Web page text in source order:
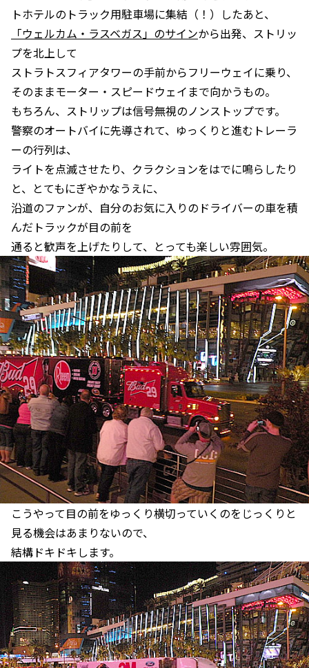
トホテルのトラック用駐車場に集結（！）したあと、
「ウェルカム・ラスベガス」のサインから出発、ストリッ
プを北上して
ストラトスフィアタワーの手前からフリーウェイに乗り、
そのままモーター・スピードウェイまで向かうもの。
もちろん、ストリップは信号無視のノンストップです。
警察のオートバイに先導されて、ゆっくりと進むトレーラ
ーの行列は、
ライトを点滅させたり、クラクションをはでに鳴らしたり
と、とてもにぎやかなうえに、
沿道のファンが、自分のお気に入りのドライバーの車を積
んだトラックが目の前を
通ると歓声を上げたりして、とっても楽しい雰囲気。
こうやって目の前をゆっくり横切っていくのをじっくりと
見る機会はあまりないので、
結構ドキドキします。